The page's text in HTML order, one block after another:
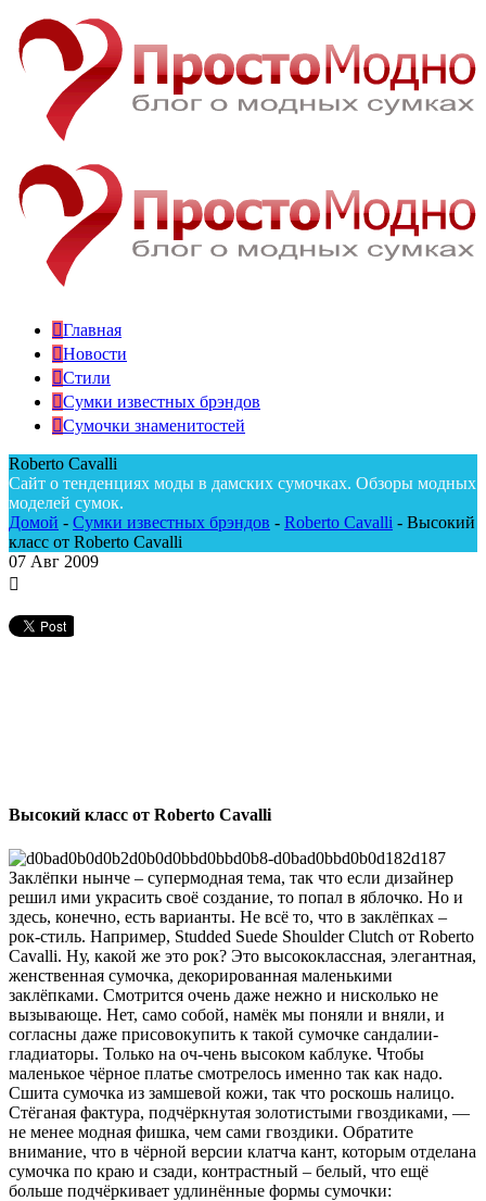
Главная
Новости
Стили
Сумки известных брэндов
Сумочки знаменитостей
Roberto Cavalli
Сайт о тенденциях моды в дамских сумочках. Обзоры модных
моделей сумок.
Домой - Сумки известных брэндов - Roberto Cavalli - Высокий
класс от Roberto Cavalli
07 Авг 2009
Высокий класс от Roberto Cavalli
Заклёпки нынче – супермодная тема, так что если дизайнер
решил ими украсить своё создание, то попал в яблочко. Но и
здесь, конечно, есть варианты. Не всё то, что в заклёпках –
рок-стиль. Например, Studded Suede Shoulder Clutch от Roberto
Cavalli. Ну, какой же это рок? Это высококлассная, элегантная,
женственная сумочка, декорированная маленькими
заклёпками. Смотрится очень даже нежно и нисколько не
вызывающе. Нет, само собой, намёк мы поняли и вняли, и
согласны даже присовокупить к такой сумочке сандалии-
гладиаторы. Только на оч-чень высоком каблуке. Чтобы
маленькое чёрное платье смотрелось именно так как надо.
Сшита сумочка из замшевой кожи, так что роскошь налицо.
Стёганая фактура, подчёркнутая золотистыми гвоздиками, —
не менее модная фишка, чем сами гвоздики. Обратите
внимание, что в чёрной версии клатча кант, которым отделана
сумочка по краю и сзади, контрастный – белый, что ещё
больше подчёркивает удлинённые формы сумочки: